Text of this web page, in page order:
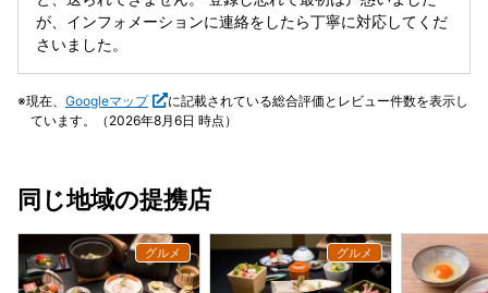
が、インフォメーションに連絡をしたら丁寧に対応してくだ
さいました。
現在、 Googleマップ
に記載されている総合評価とレビュー件数を表示し
ています。（2026年8月6日 時点）
同じ地域の提携店